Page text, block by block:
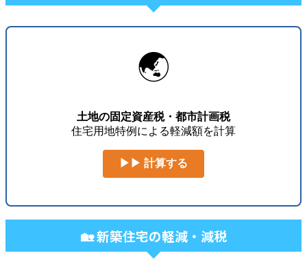
🌏
土地の固定資産税・都市計画税
住宅用地特例による軽減額を計算
▶▶ 計算する
🏡 新築住宅の軽減・減税